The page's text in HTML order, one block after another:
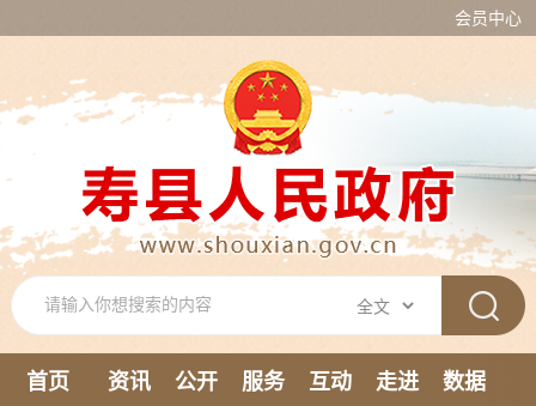
会员中心
首页 资讯 公开 服务 互动 走进
数据